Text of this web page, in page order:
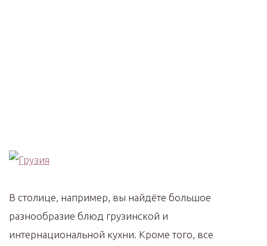
В столице, например, вы найдёте большое
разнообразие блюд грузинской и
интернациональной кухни. Кроме того, все